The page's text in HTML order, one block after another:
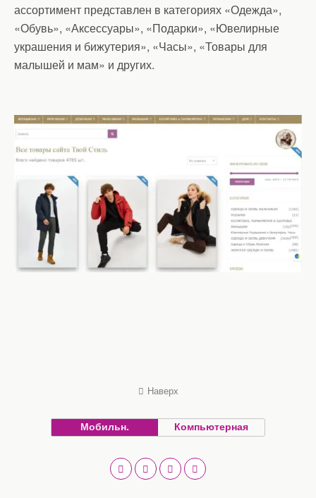
ассортимент представлен в категориях «Одежда»,
«Обувь», «Аксессуары», «Подарки», «Ювелирные
украшения и бижутерия», «Часы», «Товары для
малышей и мам» и других.
Наверх
Мобильн. Компьютерная